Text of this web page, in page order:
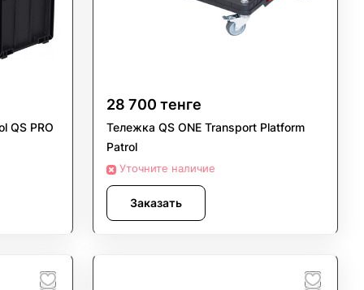
влаге и перепадам температур. Подходят
мастерских. Поддерживают порядок и
квадратный метр, делая рабочую зону более
"Проф Инструмент"
QS PRO
28 700 тенге
Тележка QS ONE Transport Platform
Patrol
Уточните наличие
Заказать